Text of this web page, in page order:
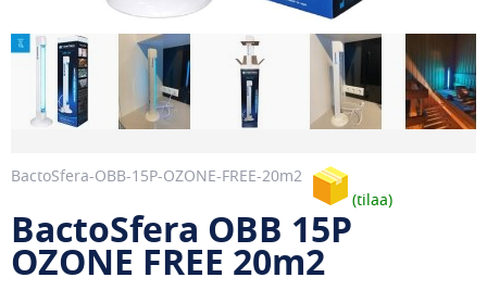
BactoSfera-OBB-15P-OZONE-FREE-20m2
tilaa
BactoSfera OBB 15P
OZONE FREE 20m2